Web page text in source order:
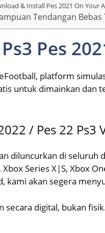
& Install Pes 2021 On Your
Tendangan
Pes
platform
untuk dimainkan dan
/ Pes 22 Ps3
diluncurkan di seluruh
Series X|S, Xbox
kami akan segera
secara digital, bukan